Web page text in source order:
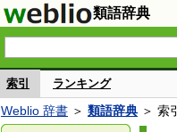
類語辞典
索引 ランキング
Weblio 辞書 ＞ 類語辞典 ＞ 索引